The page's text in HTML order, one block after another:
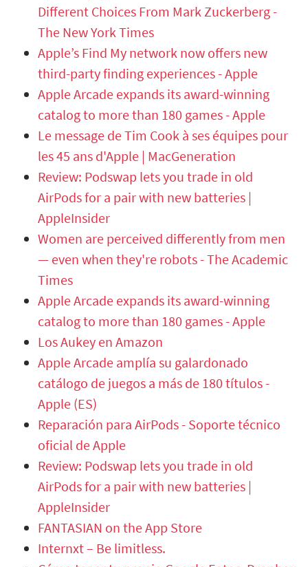
Different Choices From Mark Zuckerberg -
The New York Times
Apple’s Find My network now offers new
third-party finding experiences - Apple
Apple Arcade expands its award-winning
catalog to more than 180 games - Apple
Le message de Tim Cook à ses équipes pour
les 45 ans d'Apple | MacGeneration
Review: Podswap lets you trade in old
AirPods for a pair with new batteries |
AppleInsider
Women are perceived differently from men
— even when they're robots - The Academic
Times
Apple Arcade expands its award-winning
catalog to more than 180 games - Apple
Los Aukey en Amazon
Apple Arcade amplía su galardonado
catálogo de juegos a más de 180 títulos -
Apple (ES)
Reparación para AirPods - Soporte técnico
oficial de Apple
Review: Podswap lets you trade in old
AirPods for a pair with new batteries |
AppleInsider
‎FANTASIAN on the App Store
Internxt – Be limitless.